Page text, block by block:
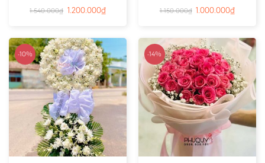
1.540.000₫ 1.200.000₫ 1.150.000₫ 1.000.000₫
-10% -14%